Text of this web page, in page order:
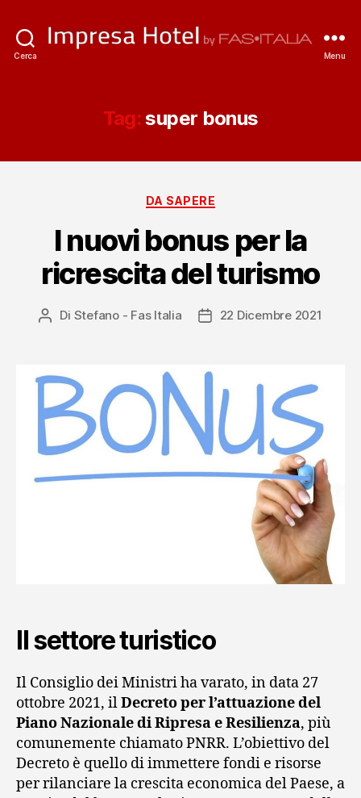
Cerca Menu
Tag:super bonus
Categorie
DA SAPERE
I nuovi bonus per la
ricrescita del turismo
Autore
Di Stefano - Fas Italia
Data22 Dicembre 2021
Il settore turistico
Il Consiglio dei Ministri ha varato, in data 27
ottobre 2021, ilDecreto per l’attuazione del
Piano Nazionale di Ripresa e Resilienza, più
comunemente chiamato PNRR. L’obiettivo del
Decreto è quello di immettere fondi e risorse
per rilanciare la crescita economica del Paese, a